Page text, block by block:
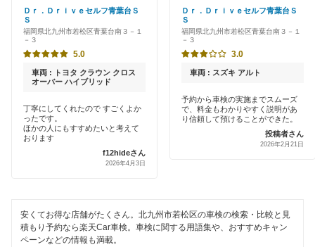
北九州市八幡東区
北九州市
早割りあり
クレジットカードOK
土日祝OK
代車あり
引取り・納車あり
EV車OK
出光リテール車検
伊藤忠エネクス
安心WE！車検
閉じる
Ｄｒ．Ｄｒｉｖｅセルフ青葉台Ｓ
Ｓ
福岡県北九州市若松区青葉台南３－１
－３
5.0
車両 : トヨタ クラウン クロス
オーバー ハイブリッド
丁寧にしてくれたので すごくよか
ったです。
ほかの人にもすすめたいと考えて
おります
f12hideさん
2026年4月3日
Ｄｒ．Ｄｒｉｖｅセルフ青葉台Ｓ
Ｓ
福岡県北九州市若松区青葉台南３－１
－３
3.0
車両 : スズキ アルト
予約から車検の実施までスムーズ
で、料金もわかりやすく説明があ
り信頼して預けることができた。
投稿者さん
2026年2月21日
安くてお得な店舗がたくさん。北九州市若松区の車検の検索・比較と見
積もり予約なら楽天Car車検。車検に関する用語集や、おすすめキャン
ペーンなどの情報も満載。